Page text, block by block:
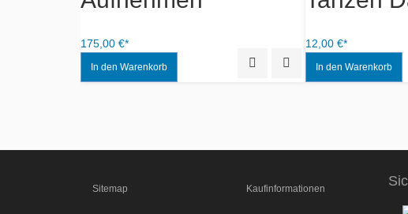
Sitemap Kaufinformationen